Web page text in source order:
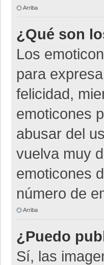
Arriba
¿Qué son
Los
para
felicidad,
emoticones
abusar del
vuelva muy
emoticones
número de
Arriba
¿Puedo
Sí, las